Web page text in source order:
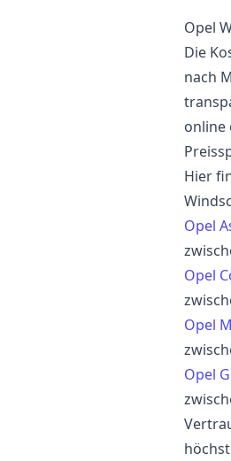
Opel
Die
nach
online
Hier
Opel
Opel
Opel
Opel